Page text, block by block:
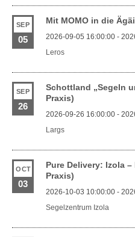
SEP
05
Mit MOMO in die
2026-09-05 16:00:00 -
Leros
SEP
26
Schottland „Segeln
Praxis)
2026-09-26 16:00:00 -
Largs
OCT
03
Pure Delivery: Izola
Praxis)
2026-10-03 10:00:00 -
Segelzentrum Izola